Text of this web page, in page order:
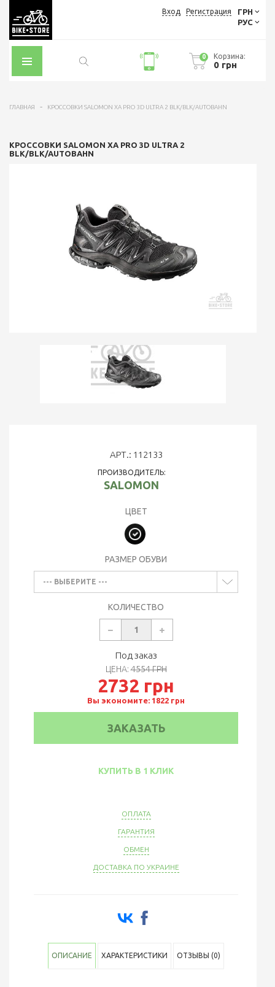
Вход Регистрация
ГРН
РУС
0 Корзина:
0 грн
ГЛАВНАЯ КРОССОВКИ SALOMON XA PRO 3D ULTRA 2 BLK/BLK/AUTOBAHN
КРОССОВКИ SALOMON XA PRO 3D ULTRA 2
BLK/BLK/AUTOBAHN
АРТ.: 112133
ПРОИЗВОДИТЕЛЬ:
SALOMON
ЦВЕТ
РАЗМЕР ОБУВИ
--- ВЫБЕРИТЕ ---
КОЛИЧЕСТВО
Под заказ
ЦЕНА:4554 ГРН
2732 грн
Вы экономите: 1822 грн
ЗАКАЗАТЬ
КУПИТЬ В 1 КЛИК
ОПЛАТА
ГАРАНТИЯ
ОБМЕН
ДОСТАВКА ПО УКРАИНЕ
ОПИСАНИЕ ХАРАКТЕРИСТИКИ ОТЗЫВЫ (0)